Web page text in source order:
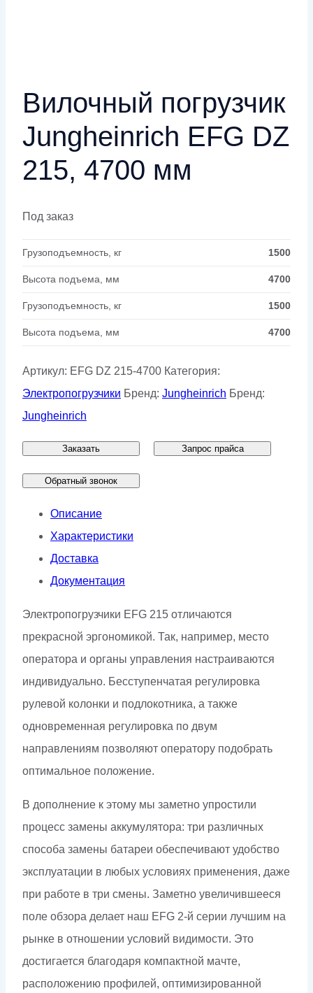
Вилочный погрузчик
Jungheinrich EFG DZ
215, 4700 мм
Под заказ
Грузоподъемность, кг 1500
Высота подъема, мм 4700
Грузоподъемность, кг 1500
Высота подъема, мм 4700
Артикул: EFG DZ 215-4700 Категория:
Электропогрузчики Бренд: Jungheinrich Бренд:
Jungheinrich
Заказать Запрос прайса
Обратный звонок
Описание
Характеристики
Доставка
Документация
Электропогрузчики EFG 215 отличаются
прекрасной эргономикой. Так, например, место
оператора и органы управления настраиваются
индивидуально. Бесступенчатая регулировка
рулевой колонки и подлокотника, а также
одновременная регулировка по двум
направлениям позволяют оператору подобрать
оптимальное положение.
В дополнение к этому мы заметно упростили
процесс замены аккумулятора: три различных
способа замены батареи обеспечивают удобство
эксплуатации в любых условиях применения, даже
при работе в три смены. Заметно увеличившееся
поле обзора делает наш EFG 2-й серии лучшим на
рынке в отношении условий видимости. Это
достигается благодаря компактной мачте,
расположению профилей, оптимизированной